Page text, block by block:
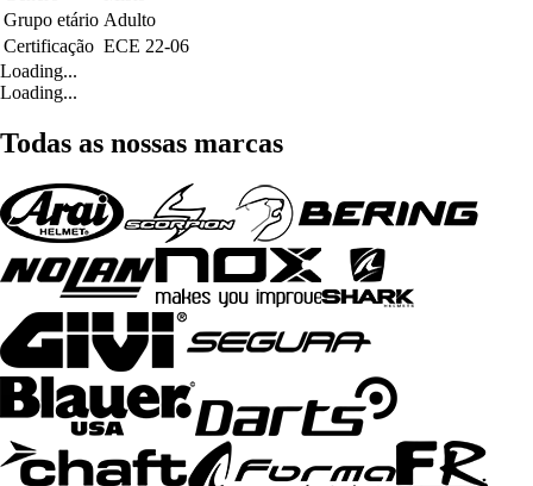
Grupo etário Adulto
Certificação ECE 22-06
Loading...
Loading...
Todas as nossas marcas